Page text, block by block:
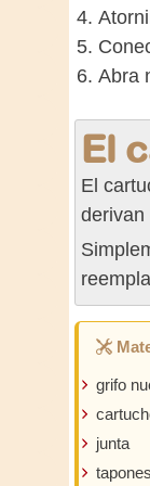
Abra
El
El
derivan
grifo
junta